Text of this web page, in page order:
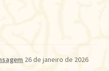
26 de janeiro de 2026